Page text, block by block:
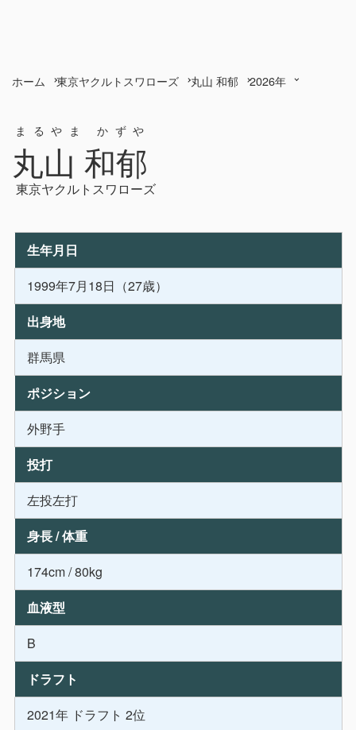
ホーム 東京ヤクルトスワローズ 丸山 和郁 2026年
丸山 和郁
まるやま かずや
東京ヤクルトスワローズ
生年月日
1999年7月18日（27歳）
出身地
群馬県
ポジション
外野手
投打
左投左打
身長 / 体重
174cm / 80kg
血液型
B
ドラフト
2021年 ドラフト 2位